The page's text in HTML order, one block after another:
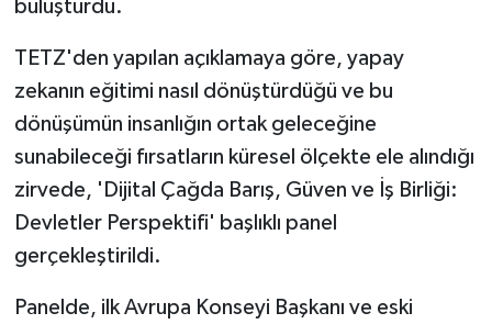
buluşturdu.
TETZ'den yapılan açıklamaya göre, yapay
zekanın eğitimi nasıl dönüştürdüğü ve bu
dönüşümün insanlığın ortak geleceğine
sunabileceği fırsatların küresel ölçekte ele alındığı
zirvede, 'Dijital Çağda Barış, Güven ve İş Birliği:
Devletler Perspektifi' başlıklı panel
gerçekleştirildi.
Panelde, ilk Avrupa Konseyi Başkanı ve eski